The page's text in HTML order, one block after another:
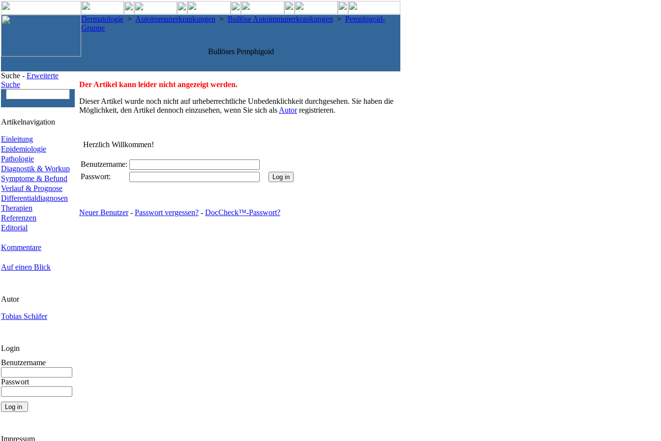
Dermatologie > Autoimmunerkrankungen > Bullöse Autoimmunerkrankungen > Pemphigoid-
Gruppe
Bullöses Pemphigoid
Suche - Erweiterte
Suche
Artikelnavigation
Einleitung
Epidemiologie
Pathologie
Diagnostik & Workup
Symptome & Befund
Verlauf & Prognose
Differentialdiagnosen
Therapien
Referenzen
Editorial
Kommentare
Auf einen Blick
Autor
Tobias Schäfer
Login
Benutzername
Passwort
Impressum
Der Artikel kann leider nicht angezeigt werden.
Dieser Artikel wurde noch nicht auf urheberrechtliche Unbedenklichkeit durchgesehen. Sie haben die
Möglichkeit, den Artikel dennoch einzusehen, wenn Sie sich als Autorregistrieren.
Herzlich Willkommen!
Benutzername:
Passwort:
Neuer Benutzer- Passwort vergessen? - DocCheck™-Passwort?